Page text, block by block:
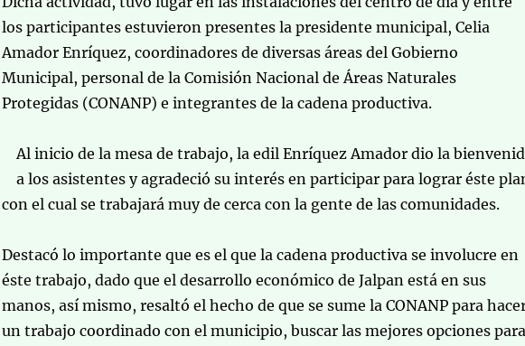
los participantes estuvieron presentes la presidente municipal, Celia
Amador Enríquez, coordinadores de diversas áreas del Gobierno
Municipal, personal de la Comisión Nacional de Áreas Naturales
Protegidas (CONANP) e integrantes de la cadena productiva.
Al inicio de la mesa de trabajo, la edil Enríquez Amador dio la
a los asistentes y agradeció su interés en participar para lograr éste
con el cual se trabajará muy de cerca con la gente de las comunidades.
Destacó lo importante que es el que la cadena productiva se involucre en
éste trabajo, dado que el desarrollo económico de Jalpan está en sus
manos, así mismo, resaltó el hecho de que se sume la CONANP para
un trabajo coordinado con el municipio, buscar las mejores opciones para